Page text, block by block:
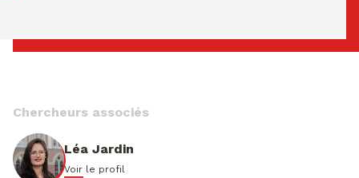
Chercheurs associés
Léa Jardin
Voir le profil